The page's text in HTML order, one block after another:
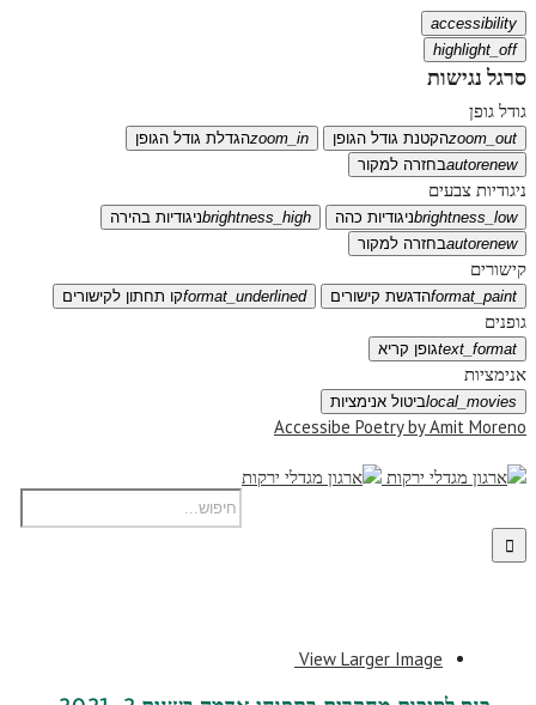
accessibility
highlight_off
סרגל נגישות
גודל גופן
zoom_outהקטנת גודל הגופן zoom_inהגדלת גודל הגופן
autorenewבחזרה למקור
ניגודיות צבעים
brightness_lowניגודיות כהה brightness_highניגודיות בהירה
autorenewבחזרה למקור
קישורים
format_paintהדגשת קישורים format_underlinedקו תחתון לקישורים
גופנים
text_formatגופן קריא
אנימציות
local_moviesביטול אנימציות
Accessibe Poetry by Amit Moreno
View Larger Image